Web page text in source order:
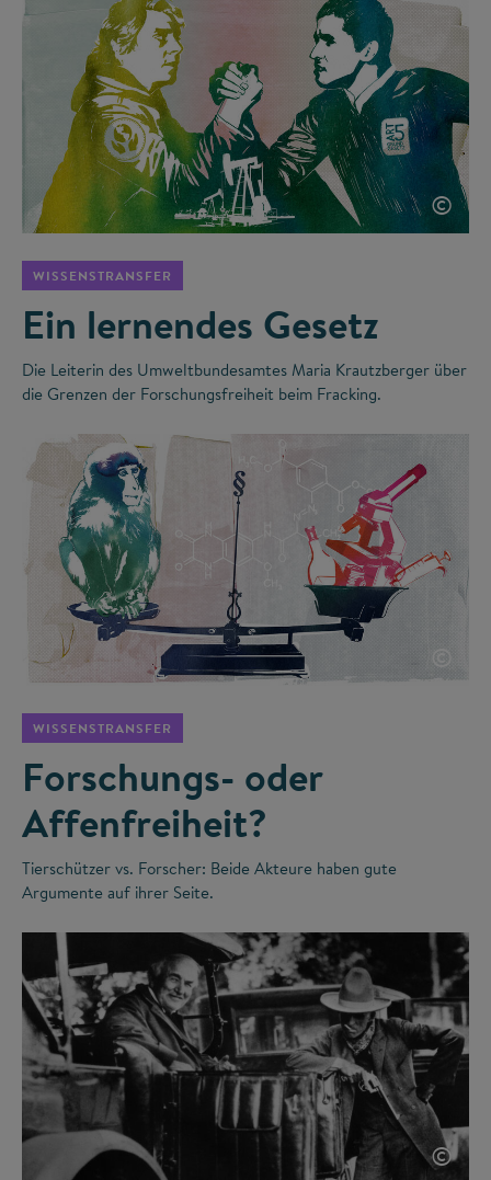
©
WISSENSTRANSFER
Ein lernendes Gesetz
Die Leiterin des Umweltbundesamtes Maria Krautzberger über
die Grenzen der Forschungsfreiheit beim Fracking.
©
WISSENSTRANSFER
Forschungs- oder
Affenfreiheit?
Tierschützer vs. Forscher: Beide Akteure haben gute
Argumente auf ihrer Seite.
©